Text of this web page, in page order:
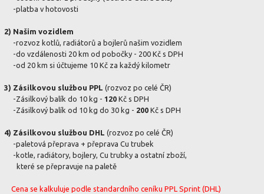
-platba v hotovosti
2) Našim vozidlem
-rozvoz kotlů, radiátorů a bojlerů našim vozidlem
-do vzdálenosti 20 km od pobočky - 200 Kč s DPH
-od 20 km si účtujeme 10 Kč za každý kilometr
3) Zásilkovou službou PPL (rozvoz po celé ČR)
-Zásilkový balík do 10 kg - 120 Kč s DPH
-Zásilkový balík od 10 kg do 30 kg - 200 Kč s DPH
4) Zásilkovou službou DHL (rozvoz po celé ČR)
-paletová přeprava + přeprava Cu trubek
-kotle, radiátory, bojlery, Cu trubky a ostatní zboží,
které se přepravuje na paletě
Cena se kalkuluje podle standardního ceníku PPL Sprint (DHL)